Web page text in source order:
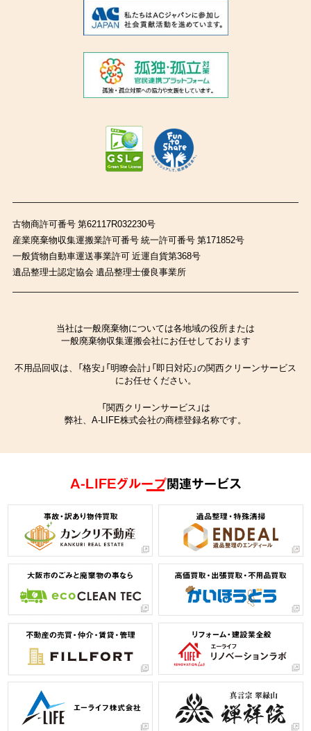
古物商許可番号 第62117R032230号
産業廃棄物収集運搬業許可番号 統一許可番号 第171852号
一般貨物自動車運送事業許可 近運自貨第368号
遺品整理士認定協会 遺品整理士優良事業所
当社は一般廃棄物については各地域の役所または
一般廃棄物収集運搬会社にお任せしております
不用品回収は、「格安」「明瞭会計」「即日対応」の関西クリーンサービス
にお任せください。
「関西クリーンサービス」は
弊社、A-LIFE株式会社の商標登録名称です。
A-LIFEグループ関連サービス